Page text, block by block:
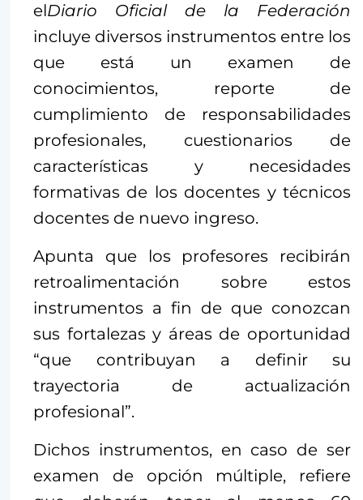
elDiario Oficial de la Federación
incluye diversos instrumentos entre los
que está un examen de
conocimientos, reporte de
cumplimiento de responsabilidades
profesionales, cuestionarios de
características y necesidades
formativas de los docentes y técnicos
docentes de nuevo ingreso.
Apunta que los profesores recibirán
retroalimentación sobre estos
instrumentos a fin de que conozcan
sus fortalezas y áreas de oportunidad
“que contribuyan a definir su
trayectoria de actualización
profesional”.
Dichos instrumentos, en caso de ser
examen de opción múltiple, refiere